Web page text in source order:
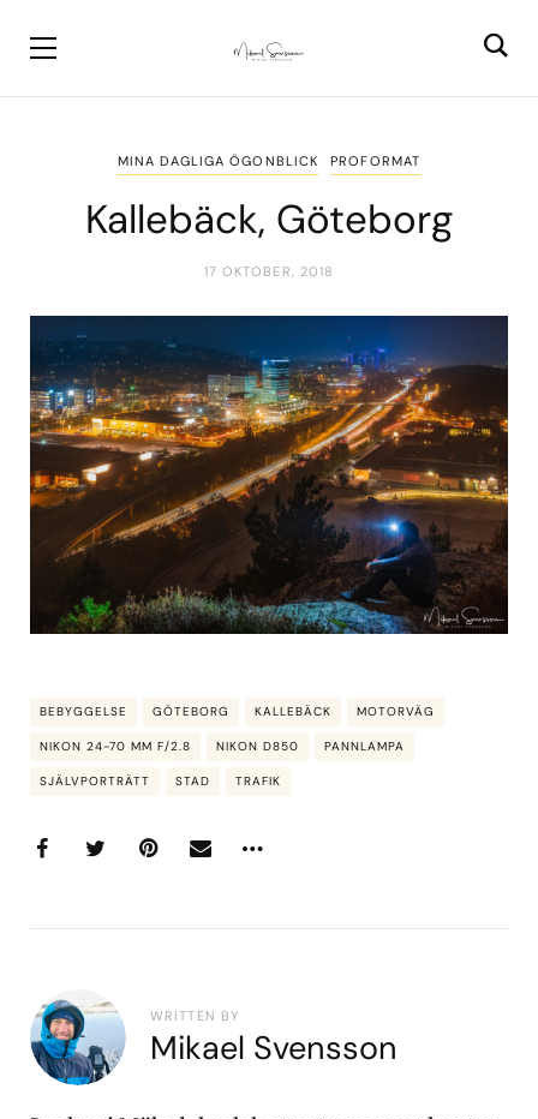
MINA DAGLIGA ÖGONBLICK PROFORMAT
Kallebäck, Göteborg
17 OKTOBER, 2018
BEBYGGELSE GÖTEBORG KALLEBÄCK MOTORVÄG
NIKON 24-70 MM F/2.8 NIKON D850 PANNLAMPA
SJÄLVPORTRÄTT STAD TRAFIK
WRITTEN BY
Mikael Svensson